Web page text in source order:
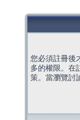
您必須註冊後
多的權限。在
策。當瀏覽討